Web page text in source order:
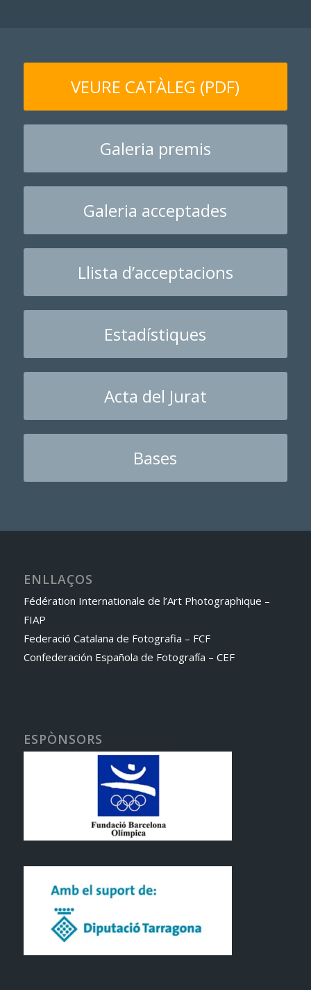
VEURE CATÀLEG (PDF)
Galeria premis
Galeria acceptades
Llista d’acceptacions
Estadístiques
Acta del Jurat
Bases
ENLLAÇOS
Fédération Internationale de l’Art Photographique –
FIAP
Federació Catalana de Fotografia – FCF
Confederación Española de Fotografía – CEF
ESPÒNSORS